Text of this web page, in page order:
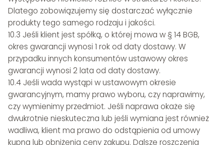
Dlatego zobowiązujemy się dostarczać wyłącznie
produkty tego samego rodzaju i jakości.
10.3 Jeśli klient jest spółką, o której mowa w § 14 BGB,
okres gwarancji wynosi 1 rok od daty dostawy. W
przypadku innych konsumentów ustawowy okres
gwarancji wynosi 2 lata od daty dostawy.
10.4 Jeśli wada wystąpi w ustawowym okresie
gwarancyjnym, mamy prawo wyboru, czy naprawimy,
czy wymienimy przedmiot. Jeśli naprawa okaże się
dwukrotnie nieskuteczna lub jeśli wymiana jest również
wadliwa, klient ma prawo do odstąpienia od umowy
kupna lub obniżenia ceny zakupu. Dalsze roszczenia